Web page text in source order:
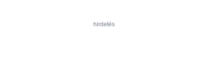
hirdetés